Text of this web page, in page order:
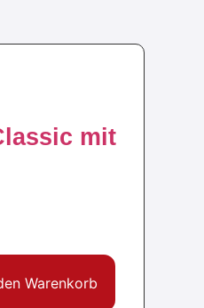
mit
Warenkorb